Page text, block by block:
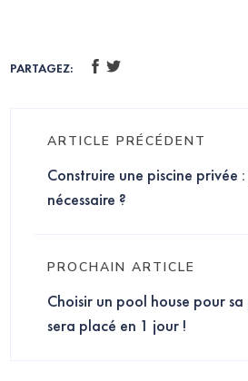
PARTAGEZ:
ARTICLE PRÉCÉDENT
Construire une piscine privée
nécessaire ?
PROCHAIN ARTICLE
Choisir un pool house pour
sera placé en 1 jour !